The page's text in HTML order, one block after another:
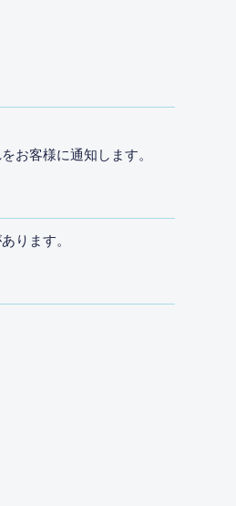
お客様に通知します。
ります。